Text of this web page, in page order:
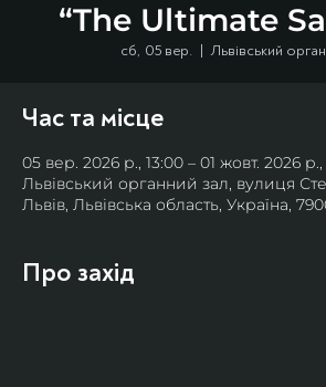
“The Ultimate
сб, 05 вер.
  |
Львівський
Час та місце
05 вер. 2026 р., 13:00 – 01 жовт. 2026 р.,
Львівський органний зал, вулиця
Львів, Львівська область, Україна,
Про захід